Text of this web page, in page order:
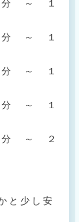
分 ～ １
分 ～ １
分 ～ １
分 ～ １
分 ～ ２
と少し安